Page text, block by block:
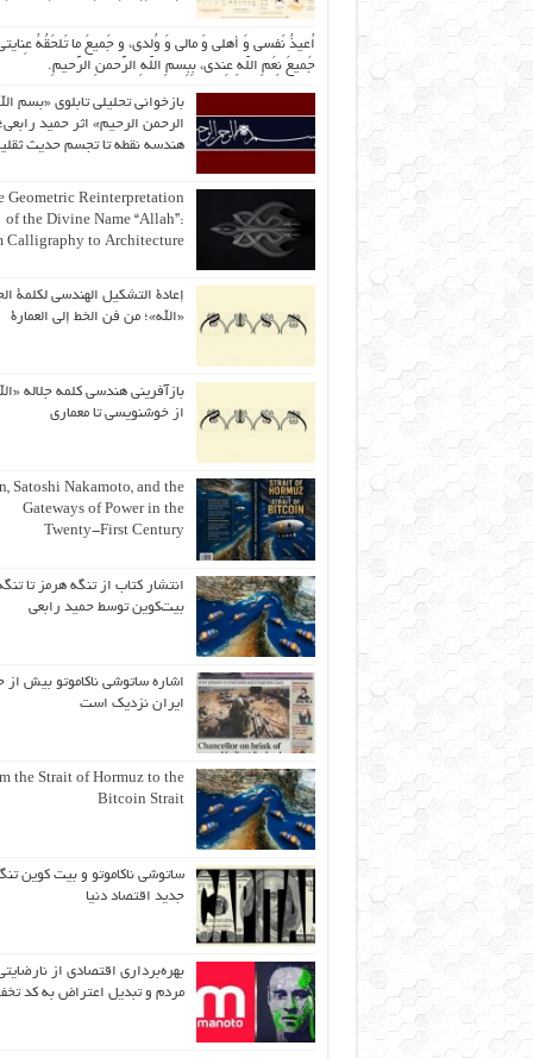
اُعیذُ نَفسی وَ أهلی وَ مالی وَ وُلدی، و جَمیعَ ما تَلحَقُهُ
جَمیعَ نِعَمِ اللّهِ عِندی، بِبِسمِ اللّهِ الرَّحمنِ الرَّحیمِ.
بازخوانی تحلیلی تابلوی «بسم
الرحمن الرحیم» اثر حمید رابعی؛
هندسه نقطه تا تجسم حدیث
Geometric Reinterpretation
of the Divine Name “Allah”:
Calligraphy to Architecture
إعادة التشكيل الهندسي لكلمة
«الله»؛ من فن الخط إلى العمارة
بازآفرینی هندسی کلمه جلاله
از خوشنویسی تا معماری
Satoshi Nakamoto, and the
Gateways of Power in the
Twenty-First Century
انتشار کتاب از تنگه هرمز تا
بیت‌کوین توسط حمید رابعی
اشاره ساتوشی ناکاموتو بیش از
ایران نزدیک است
the Strait of Hormuz to the
Bitcoin Strait
ساتوشی ناکاموتو و بیت کوین
جدید اقتصاد دنیا
بهره‌برداری اقتصادی از
مردم و تبدیل اعتراض به کد